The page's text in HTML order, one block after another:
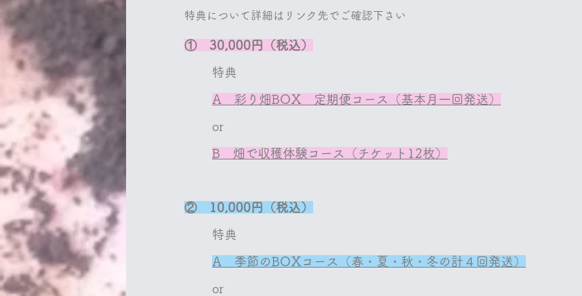
​特典について詳細はリンク先でご確認下さい
① 30,000円（税込）
特典
A 彩り畑BOX 定期便コース（基本月一回発送）
​​or
B 畑で収穫体験コース（チケット12枚）
② 10,000円（税込）
特典
A 季節のBOXコース（春・夏・秋・冬の計４回発送）
​​or